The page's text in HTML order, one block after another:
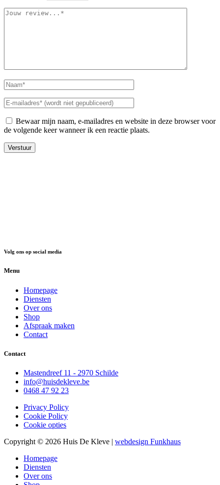
Bewaar mijn naam, e-mailadres en website in deze browser voor
de volgende keer wanneer ik een reactie plaats.
Volg ons op social media
Menu
Homepage
Diensten
Over ons
Shop
Afspraak maken
Contact
Contact
Mastendreef 11 - 2970 Schilde
info@huisdekleve.be
0468 47 92 23
Privacy Policy
Cookie Policy
Cookie opties
Copyright © 2026 Huis De Kleve | webdesign Funkhaus
Homepage
Diensten
Over ons